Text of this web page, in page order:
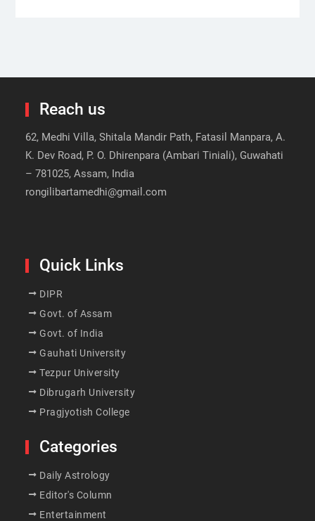
Reach us
62, Medhi Villa, Shitala Mandir Path, Fatasil Manpara, A.
K. Dev Road, P. O. Dhirenpara (Ambari Tiniali), Guwahati
– 781025, Assam, India
rongilibartamedhi@gmail.com
Quick Links
DIPR
Govt. of Assam
Govt. of India
Gauhati University
Tezpur University
Dibrugarh University
Pragjyotish College
Categories
Daily Astrology
Editor's Column
Entertainment